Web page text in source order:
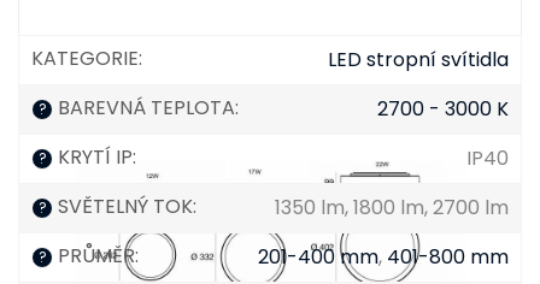
KATEGORIE: LED stropní svítidla
? BAREVNÁ TEPLOTA: 2700 - 3000 K
? KRYTÍ IP: IP40
? SVĚTELNÝ TOK: 1350 lm, 1800 lm, 2700 lm
? PRŮMĚR: 201-400 mm, 401-800 mm